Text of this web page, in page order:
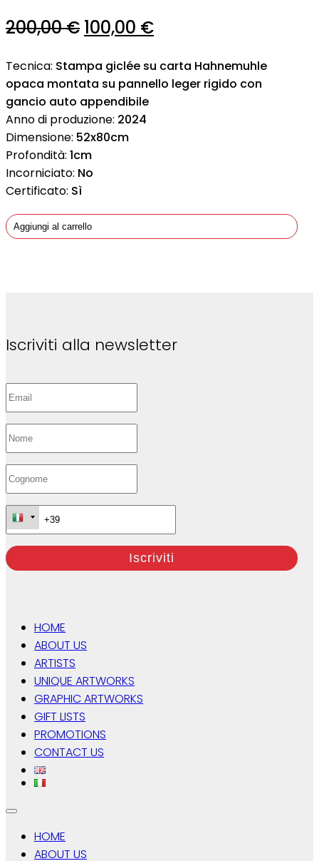
200,00€ Il
originale
era:
200,00 €.
100,00 €Il
attuale
Tecnica: Stampa giclée su carta Hahnemuhle
opaca montata su pannello leger rigido con
gancio auto appendibile
Anno di produzione: 2024
Dimensione: 52x80cm
Profondità: 1cm
Incorniciato: No
Certificato: Sì
Aggiungi al carrello
Iscriviti alla newsletter
HOME
ABOUT US
ARTISTS
UNIQUE ARTWORKS
GRAPHIC ARTWORKS
GIFT LISTS
PROMOTIONS
CONTACT US
HOME
ABOUT US